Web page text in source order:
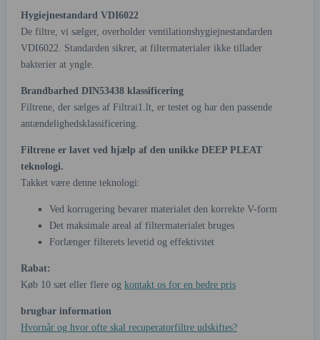
Hygiejnestandard VDI6022
De filtre, vi sælger, overholder ventilationshygiejnestandarden
VDI6022. Standarden sikrer, at filtermaterialer ikke tillader
bakterier at yngle.
Brandbarhed DIN53438 klassificering
Filtrene, der sælges af Filtrai1.lt, er testet og har den passende
antændelighedsklassificering.
Filtrene er lavet ved hjælp af den unikke DEEP PLEAT
teknologi.
Takket være denne teknologi:
Ved korrugering bevarer materialet den korrekte V-form
Det maksimale areal af filtermaterialet bruges
Forlænger filterets levetid og effektivitet
Rabat:
Køb 10 sæt eller flere og kontakt os for en bedre pris
brugbar information
Hvornår og hvor ofte skal recuperatorfiltre udskiftes?